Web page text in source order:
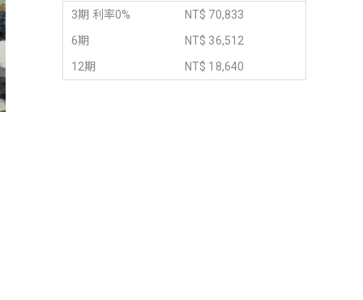
3期 利率0%
NT$ 70,833
6期
NT$ 36,512
12期
NT$ 18,640